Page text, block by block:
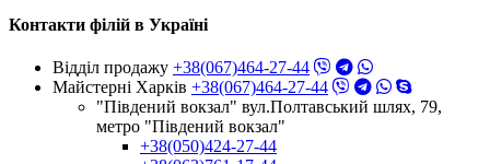
Контакти філій в Україні
Відділ продажу +38(067)464-27-44
Майстерні Харків +38(067)464-27-44
"Південий вокзал" вул.Полтавський шлях, 79,
метро "Південий вокзал"
+38(050)424-27-44